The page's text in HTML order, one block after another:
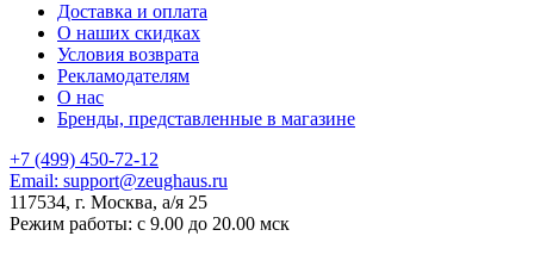
Доставка и оплата
О наших скидках
Условия возврата
Рекламодателям
О нас
Бренды, представленные в магазине
+7 (499) 450-72-12
Email: support@zeughaus.ru
117534, г. Москва, а/я 25
Режим работы: с 9.00 до 20.00 мск